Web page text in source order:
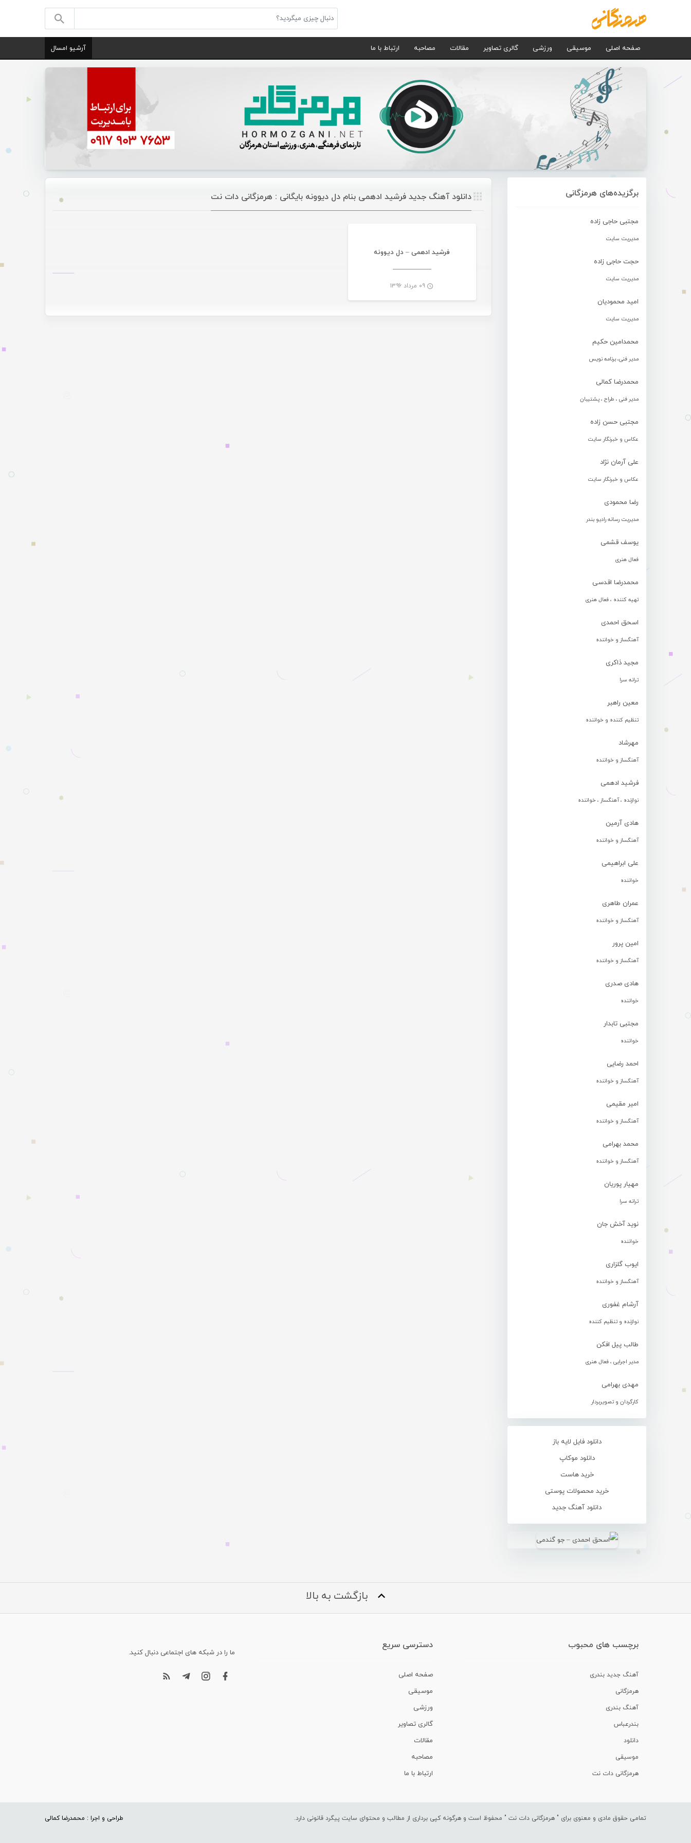
صفحه اصلی موسیقی ورزشی گالری تصاویر مقالات مصاحبه ارتباط با ما آرشیو امسال
برگزیده‌های هرمزگانی
مجتبی حاجی زاده
مدیریت سایت
حجت حاجی زاده
مدیریت سایت
امید محمودیان
مدیریت سایت
محمدامین حکیم
مدیر فنی، برنامه نویس
محمدرضا کمالی
مدیر فنی ، طراح ، پشتیبان
مجتبی حسن زاده
عکاس و خبرنگار سایت
علی آرمان نژاد
عکاس و خبرنگار سایت
رضا محمودی
مدیریت رسانه رادیو بندر
یوسف قشمی
فعال هنری
محمدرضا اقدسی
تهیه کننده ، فعال هنری
اسحق احمدی
آهنگساز و خواننده
مجید ذاکری
ترانه سرا
معین راهبر
تنظیم کننده و خواننده
مهرشاد
آهنگساز و خواننده
فرشید ادهمی
نوازنده ، آهنگساز ، خواننده
هادی آرمین
آهنگساز و خواننده
علی ابراهیمی
خواننده
عمران طاهری
آهنگساز و خواننده
امین پرور
آهنگساز و خواننده
هادی صدری
خواننده
مجتبی تابدار
خواننده
احمد رضایی
آهنگساز و خواننده
امیر مقیمی
آهنگساز و خواننده
محمد بهرامی
آهنگساز و خواننده
مهیار پوریان
ترانه سرا
نوید آخش جان
خواننده
ایوب گلزاری
آهنگساز و خواننده
آرشام غفوری
نوازنده و تنظیم کننده
طالب پیل افکن
مدیر اجرایی ، فعال هنری
مهدی بهرامی
کارگردان و تصویربردار
دانلود فایل لایه باز
دانلود موکاپ
خرید هاست
خرید محصولات پوستی
دانلود آهنگ جدید
دانلود آهنگ جدید فرشید ادهمی بنام دل دیوونه بایگانی : هرمزگانی دات نت
فرشید ادهمی – دل دیوونه
۰۹ مرداد ۱۳۹۶
بازگشت به بالا
برچسب های محبوب
آهنگ جدید بندری
هرمزگانی
آهنگ بندری
بندرعباس
دانلود
موسیقی
هرمزگانی دات نت
دسترسی سریع
صفحه اصلی
موسیقی
ورزشی
گالری تصاویر
مقالات
مصاحبه
ارتباط با ما
ما را در شبکه های اجتماعی دنبال کنید.
تمامی حقوق مادی و معنوی برای " هرمزگانی دات نت " محفوظ است و هرگونه کپی برداری از مطالب و محتوای سایت پیگرد قانونی دارد. طراحی و اجرا : محمدرضا کمالی